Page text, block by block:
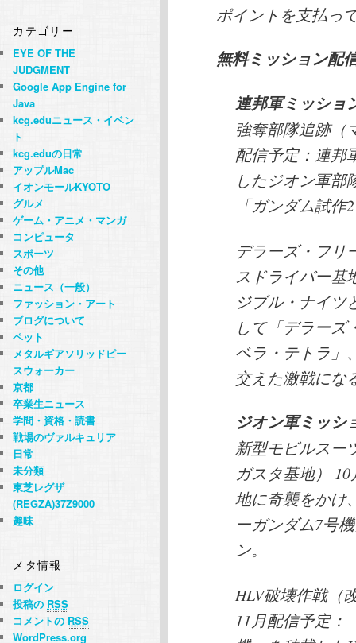
ポイントを支払っ
無料ミッション配
連邦軍ミッショ
強奪部隊追跡（
配信予定：連邦
したジオン軍部
「ガンダム試
デラーズ・フリ
スドライバー基
ジブル・ナイツ
して「デラーズ
ベラ・テトラ」
交えた激戦にな
ジオン軍ミッシ
新型モビルスー
ガスタ基地）
地に奇襲をかけ
ーガンダム7号
ン。
HLV破壊作戦（
11月配信予定：
カテゴリー
EYE OF THE
JUDGMENT
Google App Engine for
Java
kcg.eduニュース・イベン
ト
kcg.eduの日常
アップルMac
イオンモールKYOTO
グルメ
ゲーム・アニメ・マンガ
コンピュータ
スポーツ
その他
ニュース（一般）
ファッション・アート
ブログについて
ペット
メタルギアソリッドピー
スウォーカー
京都
卒業生ニュース
学問・資格・読書
戦場のヴァルキュリア
日常
未分類
東芝レグザ
(REGZA)37Z9000
趣味
メタ情報
ログイン
投稿の RSS
コメントの RSS
WordPress.org